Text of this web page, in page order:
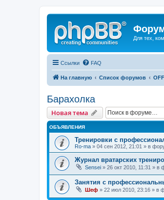
Для тех,
Ссылки FAQ
На главную Список форумов
Барахолка
Новая тема
ОБЪЯВЛЕНИЯ
Тренировки с
Ro-ma » 04 сен 2012, 21:01 » в
Журнал вратарских
Sensei » 26 окт 2010, 11:31 » в
Занятия с
Шеф » 22 июл 2010, 23:16 » в